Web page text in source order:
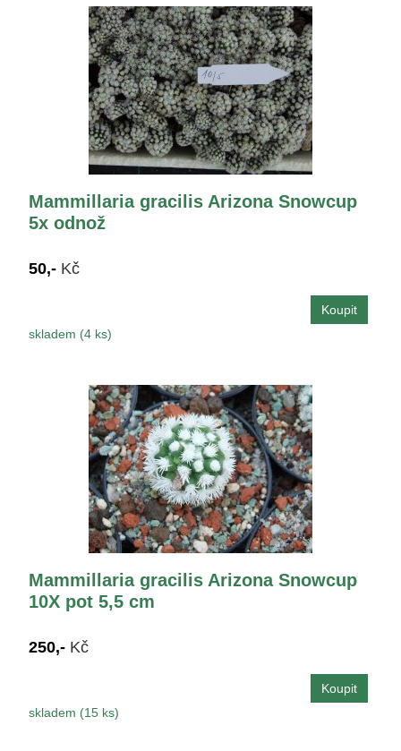
Mammillaria gracilis Arizona Snowcup
5x odnož
50,- Kč
skladem (4 ks)
Mammillaria gracilis Arizona Snowcup
10X pot 5,5 cm
250,- Kč
skladem (15 ks)